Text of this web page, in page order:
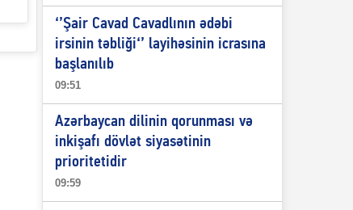
‘’Şair Cavad Cavadlının ədəbi
irsinin təbliği‘’ layihəsinin icrasına
başlanılıb
09:51
Azərbaycan dilinin qorunması və
inkişafı dövlət siyasətinin
prioritetidir
09:59